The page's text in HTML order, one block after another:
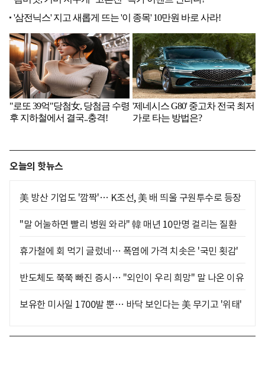
오늘의 핫뉴스
美 방산 기업도 '깜짝'… K조선, 美 배 띄울 구원투수로 등장
"말 어눌하면 빨리 병원 와라" 韓 매년 10만명 걸리는 질환
휴가철에 회 먹기 글렀네… 폭염에 가격 치솟은 '국민 횟감'
반도체도 쭉쭉 빠진 증시… "외인이 우리 희망" 말 나온 이유
보유한 미사일 1700발 뿐… 바닥 보인다는 美 무기고 '위태'